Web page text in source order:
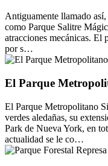
Antiguamente llamado
como Parque Salitre
atracciones mecánicas. El
por s…
El Parque
El Parque Metropolitano
verdes aledañas, su
Park de Nueva York, en
actualidad se le co…